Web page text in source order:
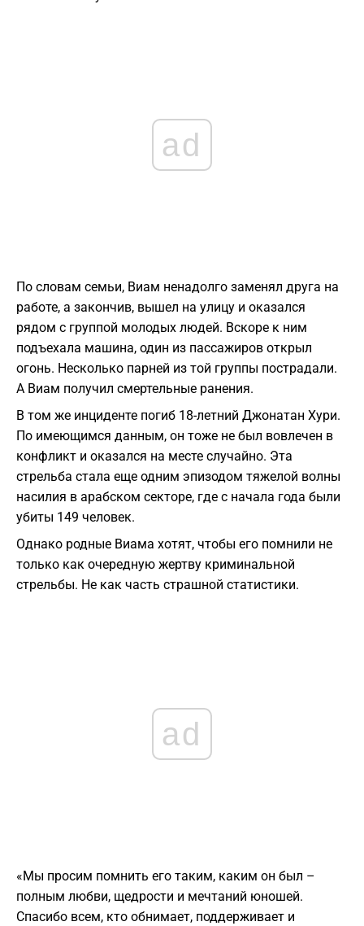
ad
По словам семьи, Виам ненадолго заменял друга на
работе, а закончив, вышел на улицу и оказался
рядом с группой молодых людей. Вскоре к ним
подъехала машина, один из пассажиров открыл
огонь. Несколько парней из той группы пострадали.
А Виам получил смертельные ранения.
В том же инциденте погиб 18-летний Джонатан Хури.
По имеющимся данным, он тоже не был вовлечен в
конфликт и оказался на месте случайно. Эта
стрельба стала еще одним эпизодом тяжелой волны
насилия в арабском секторе, где с начала года были
убиты 149 человек.
Однако родные Виама хотят, чтобы его помнили не
только как очередную жертву криминальной
стрельбы. Не как часть страшной статистики.
ad
«Мы просим помнить его таким, каким он был –
полным любви, щедрости и мечтаний юношей.
Спасибо всем, кто обнимает, поддерживает и